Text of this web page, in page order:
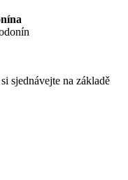
sjednávejte na základě